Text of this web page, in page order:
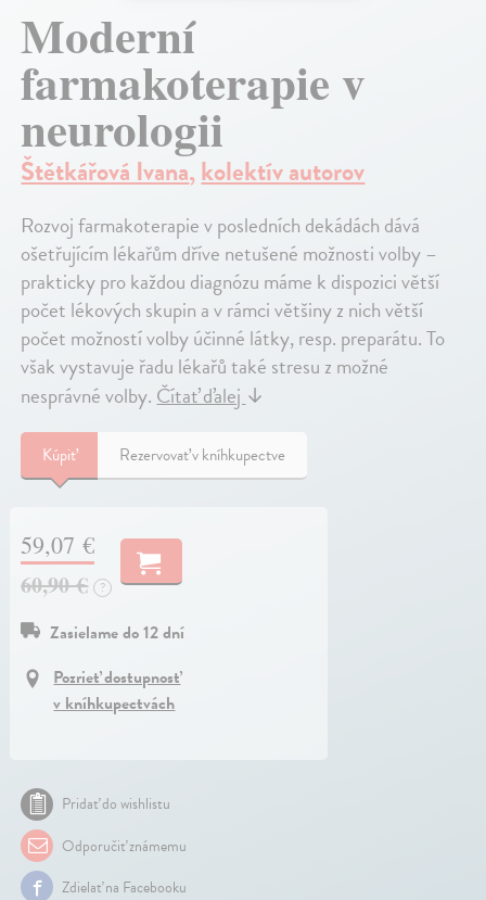
Moderní
farmakoterapie v
neurologii
Štětkářová Ivana,kolektív autorov
Rozvoj farmakoterapie v posledních dekádách dává
ošetřujícím lékařům dříve netušené možnosti volby –
prakticky pro každou diagnózu máme k dispozici větší
počet lékových skupin a v rámci většiny z nich větší
počet možností volby účinné látky, resp. preparátu. To
však vystavuje řadu lékařů také stresu z možné
nesprávné volby.Čítať ďalej↓
Kúpiť Rezervovať v kníhkupectve
59,07 €
60,90 €
?
Zasielame do 12 dní
Pozrieť dostupnosť
v kníhkupectvách
Pridať do wishlistu
Odporučiť známemu
Zdielať na Facebooku